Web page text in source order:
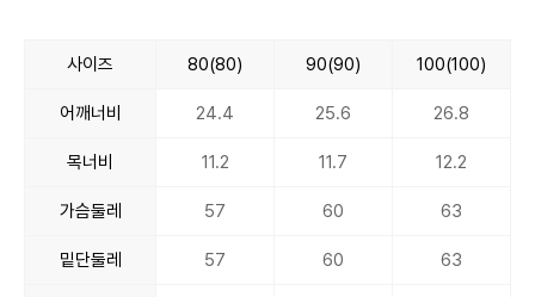
사이즈 80(80) 90(90) 100(100)
어깨너비 24.4 25.6 26.8
목너비 11.2 11.7 12.2
가슴둘레 57 60 63
밑단둘레 57 60 63